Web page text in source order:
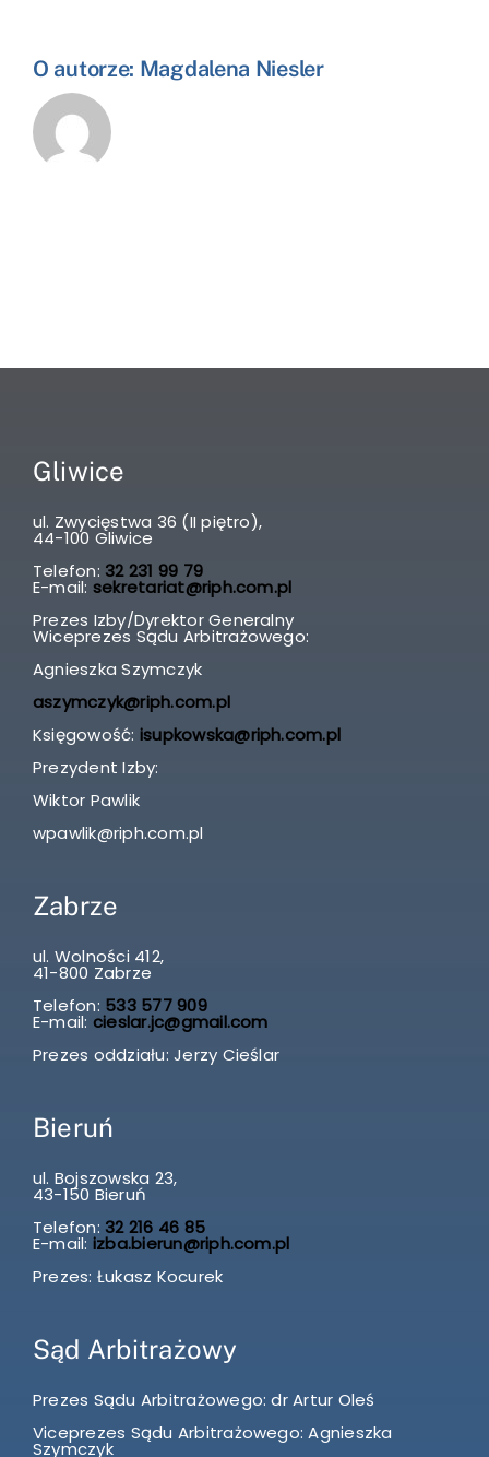
O autorze: Magdalena Niesler
Gliwice
ul. Zwycięstwa 36 (II piętro),
44-100 Gliwice
Telefon: 32 231 99 79
E-mail: sekretariat@riph.com.pl
Prezes Izby/Dyrektor Generalny
Wiceprezes Sądu Arbitrażowego:
Agnieszka Szymczyk
aszymczyk@riph.com.pl
Księgowość: isupkowska@riph.com.pl
Prezydent Izby:
Wiktor Pawlik
wpawlik@riph.com.pl
Zabrze
ul. Wolności 412,
41-800 Zabrze
Telefon: 533 577 909
E-mail: cieslar.jc@gmail.com
Prezes oddziału: Jerzy Cieślar
Bieruń
ul. Bojszowska 23,
43-150 Bieruń
Telefon: 32 216 46 85
E-mail: izba.bierun@riph.com.pl
Prezes: Łukasz Kocurek
Sąd Arbitrażowy
Prezes Sądu Arbitrażowego: dr Artur Oleś
Viceprezes Sądu Arbitrażowego: Agnieszka
Szymczyk